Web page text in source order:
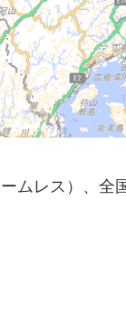
ムレス）、全